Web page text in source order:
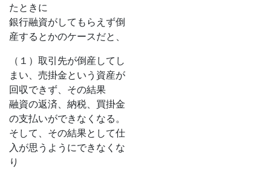
たときに
銀行融資がしてもらえず倒
産するとかのケースだと、
（１）取引先が倒産してし
まい、売掛金という資産が
回収できず、その結果
融資の返済、納税、買掛金
の支払いができなくなる。
そして、その結果として仕
入が思うようにできなくな
り